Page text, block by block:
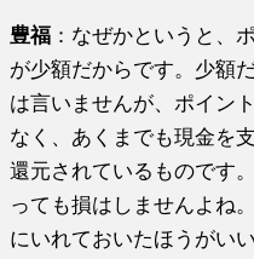
豊福 ：なぜかというと、
が少額だからです。少額
は言いませんが、ポイン
なく、あくまでも現金を
還元されているものです
っても損はしませんよね
にいれておいたほうがい